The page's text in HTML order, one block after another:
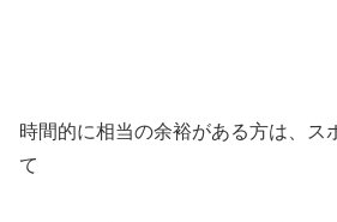
時間的に相当の余裕がある方は、ス
て